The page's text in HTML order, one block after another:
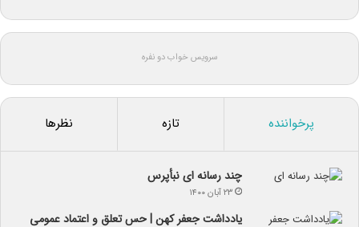
سرویس خواب دو نفره
پرخواننده تازه نظرها
چند رسانه ای نبأپرس
۲۳ آبان ۱۴۰۰
یادداشت جعفر کهن | حس تعلق و اعتماد عمومی